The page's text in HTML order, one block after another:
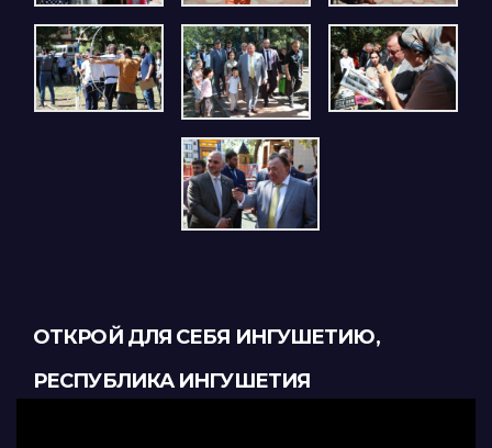
ОТКРОЙ ДЛЯ СЕБЯ ИНГУШЕТИЮ,
РЕСПУБЛИКА ИНГУШЕТИЯ